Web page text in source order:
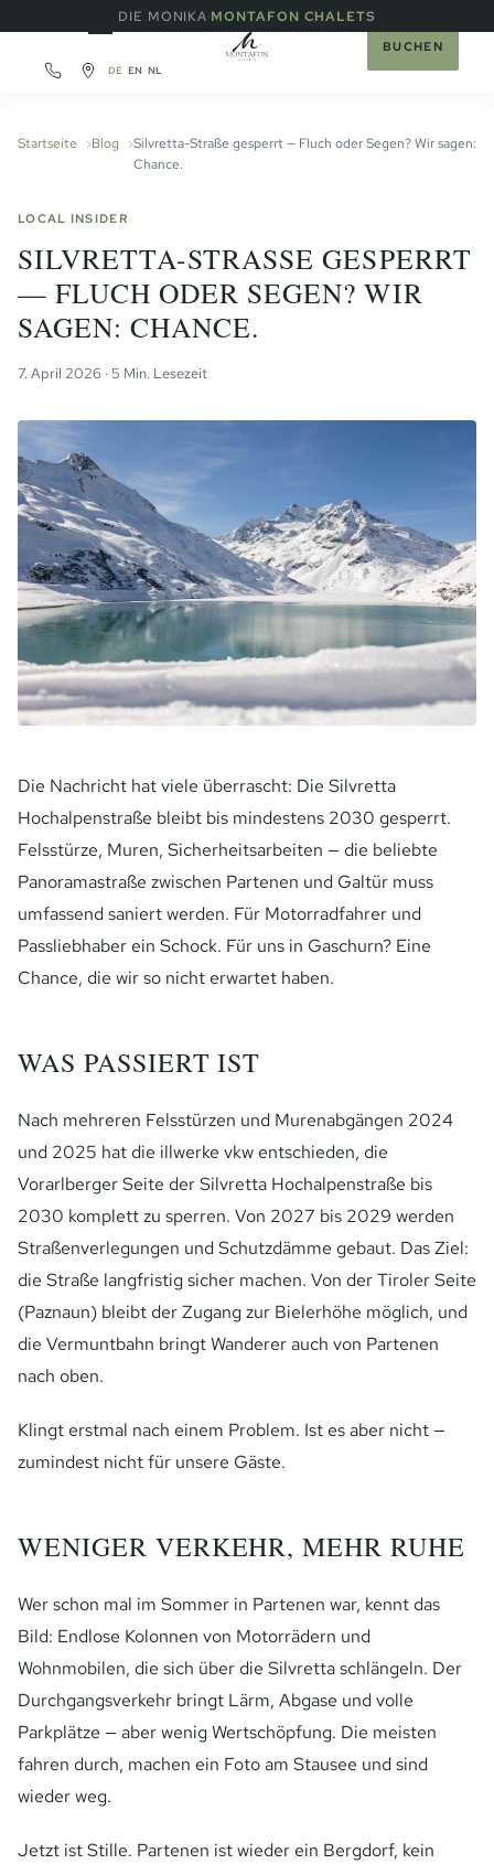
DIE MONIKA·MONTAFON CHALETS
DE EN NL
BUCHEN
Startseite Blog
Silvretta-Straße gesperrt — Fluch oder Segen? Wir sagen:
Chance.
LOCAL INSIDER
SILVRETTA-STRASSE GESPERRT —
FLUCH ODER SEGEN? WIR S
AGEN: CHANCE.
7. April 2026 · 5 Min. Lesezeit
Die Nachricht hat viele überrascht: Die Silvretta
Hochalpenstraße bleibt bis mindestens 2030 gesperrt.
Felsstürze, Muren, Sicherheitsarbeiten — die beliebte
Panoramastraße zwischen Partenen und Galtür muss
umfassend saniert werden. Für Motorradfahrer und
Passliebhaber ein Schock. Für uns in Gaschurn? Eine
Chance, die wir so nicht erwartet haben.
WAS PASSIERT IST
Nach mehreren Felsstürzen und Murenabgängen 2024
und 2025 hat die illwerke vkw entschieden, die
Vorarlberger Seite der Silvretta Hochalpenstraße bis
2030 komplett zu sperren. Von 2027 bis 2029 werden
Straßenverlegungen und Schutzdämme gebaut. Das Ziel:
die Straße langfristig sicher machen. Von der Tiroler Seite
(Paznaun) bleibt der Zugang zur Bielerhöhe möglich, und
die Vermuntbahn bringt Wanderer auch von Partenen
nach oben.
Klingt erstmal nach einem Problem. Ist es aber nicht —
zumindest nicht für unsere Gäste.
WENIGER VERKEHR, MEHR RUHE
Wer schon mal im Sommer in Partenen war, kennt das
Bild: Endlose Kolonnen von Motorrädern und
Wohnmobilen, die sich über die Silvretta schlängeln. Der
Durchgangsverkehr bringt Lärm, Abgase und volle
Parkplätze — aber wenig Wertschöpfung. Die meisten
fahren durch, machen ein Foto am Stausee und sind
wieder weg.
Jetzt ist Stille. Partenen ist wieder ein Bergdorf, kein